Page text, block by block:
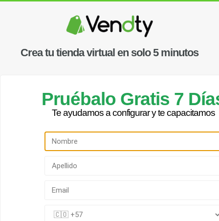
Crea tu tienda virtual en solo 5 minutos
Pruébalo Gratis 7
Te ayudamos a configurar y te capacitamos